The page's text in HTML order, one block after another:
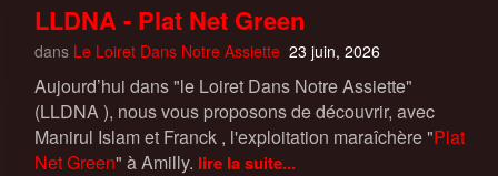
LLDNA - Plat Net Green
dans Le Loiret Dans Notre Assiette 23 juin, 2026
Aujourd’hui dans "le Loiret Dans Notre Assiette"
(LLDNA ), nous vous proposons de découvrir, avec
Manirul Islam et Franck , l'exploitation maraîchère "Plat
Net Green" à Amilly. lire la suite...